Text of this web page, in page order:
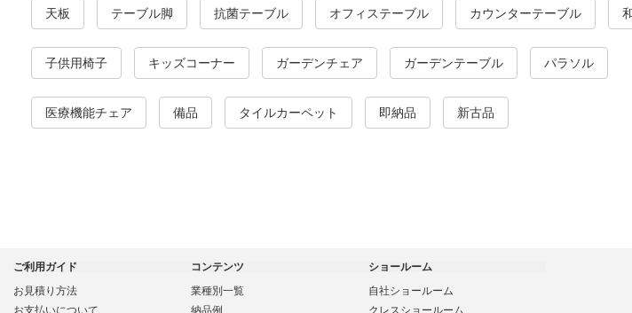
天板 テーブル脚 抗菌テーブル オフィステーブル カウンターテーブル
子供用椅子 キッズコーナー ガーデンチェア ガーデンテーブル パラソル
医療機能チェア 備品 タイルカーペット 即納品 新古品
ご利用ガイド
お見積り方法
お支払いについて
コンテンツ
業種別一覧
納品例
ショールーム
自社ショールーム
クレスショールーム